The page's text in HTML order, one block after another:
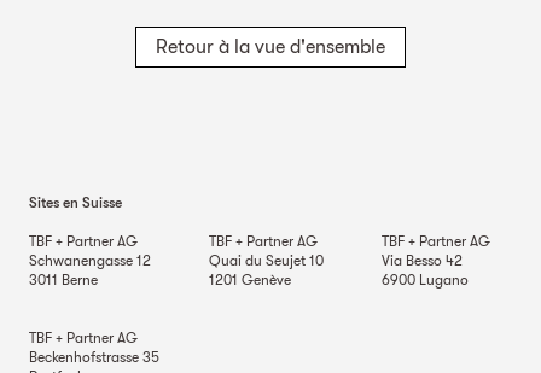
Retour à la vue d'ensemble
Sites en Suisse
TBF + Partner AG
Schwanengasse 12
3011 Berne
TBF + Partner AG
Quai du Seujet 10
1201 Genève
TBF + Partner AG
Via Besso 42
6900 Lugano
TBF + Partner AG
Beckenhofstrasse 35